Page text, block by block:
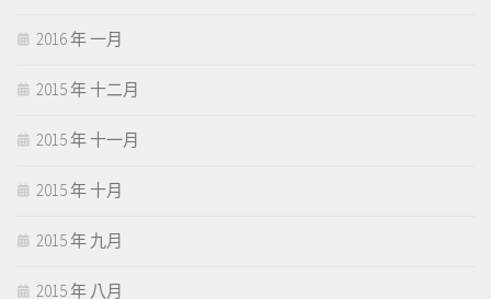
2016 年 一月
2015 年 十二月
2015 年 十一月
2015 年 十月
2015 年 九月
2015 年 八月